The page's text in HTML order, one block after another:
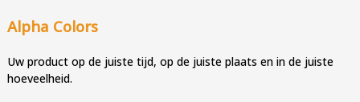
Alpha Colors
Uw product op de juiste tijd, op de juiste plaats en in de juiste
hoeveelheid.